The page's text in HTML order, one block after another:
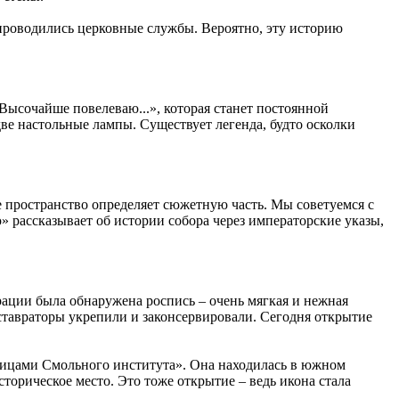
церковные службы. Вероятно, эту историю
повелеваю...», которая станет постоянной
настольные лампы. Существует легенда, будто осколки
определяет сюжетную часть. Мы советуемся с
об истории собора через императорские указы,
была обнаружена роспись – очень мягкая и нежная
укрепили и законсервировали. Сегодня открытие
Смольного института». Она находилась в южном
место. Это тоже открытие – ведь икона стала